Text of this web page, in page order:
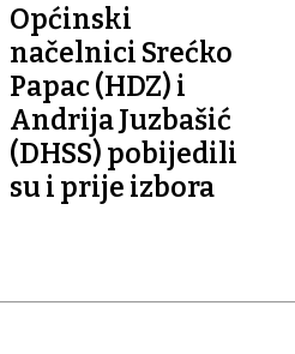
Općinski
načelnici Srećko
Papac (HDZ) i
Andrija Juzbašić
(DHSS) pobijedili
su i prije izbora